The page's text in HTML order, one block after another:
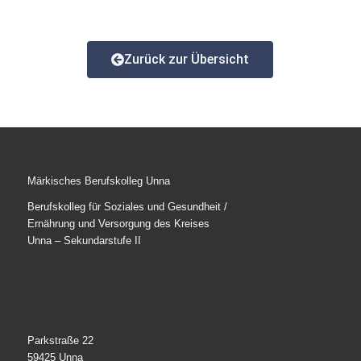
Zurück zur Übersicht
Märkisches Berufskolleg Unna
Berufskolleg für Soziales und Gesundheit /
Ernährung und Versorgung des Kreises
Unna – Sekundarstufe II
Parkstraße 22
59425 Unna